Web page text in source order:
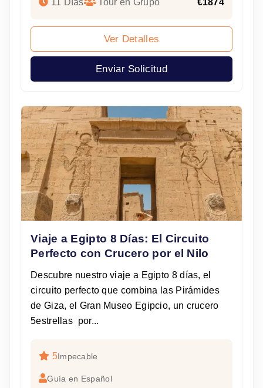
11 Días Tour en Grupo €1874
Ver Detalles
Enviar Solicitud
Viaje a Egipto 8 Días: El Circuito
Perfecto con Crucero por el Nilo
Descubre nuestro viaje a Egipto 8 días, el
circuito perfecto que combina las Pirámides
de Giza, el Gran Museo Egipcio, un crucero
5estrellas por...
5Impecable
Guía en Español